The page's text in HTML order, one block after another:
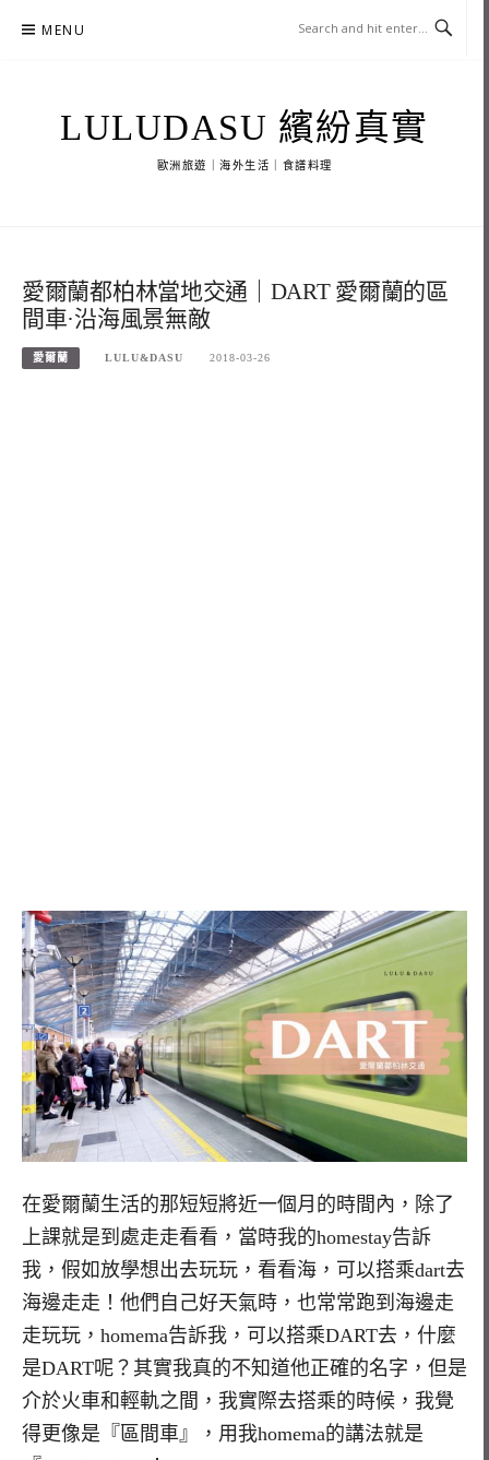
MENU
LULUDASU 繽紛真實
歐洲旅遊｜海外生活｜食譜料理
愛爾蘭都柏林當地交通｜DART 愛爾蘭的區
間車·沿海風景無敵
愛爾蘭 LULU&DASU 2018-03-26
在愛爾蘭生活的那短短將近一個月的時間內，除了
上課就是到處走走看看，當時我的homestay告訴
我，假如放學想出去玩玩，看看海，可以搭乘dart去
海邊走走！他們自己好天氣時，也常常跑到海邊走
走玩玩，homema告訴我，可以搭乘DART去，什麼
是DART呢？其實我真的不知道他正確的名字，但是
介於火車和輕軌之間，我實際去搭乘的時候，我覺
得更像是『區間車』，用我homema的講法就是